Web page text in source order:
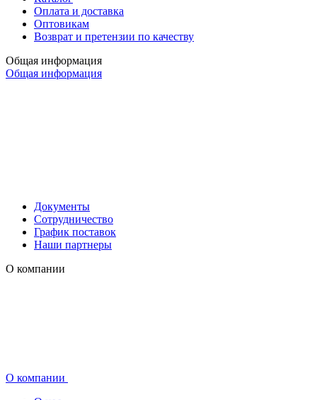
Оплата и доставка
Оптовикам
Возврат и претензии по качеству
Общая информация
Общая информация
Документы
Сотрудничество
График поставок
Наши партнеры
О компании
О компании